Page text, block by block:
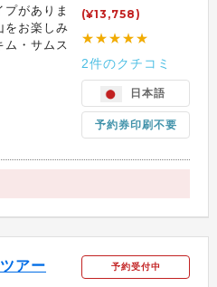
がありま
をお楽しみ
ム・サムス
(¥13,758)
★★★★★
2件のクチコミ
日本語
予約券印刷不要
アー 予約受付中